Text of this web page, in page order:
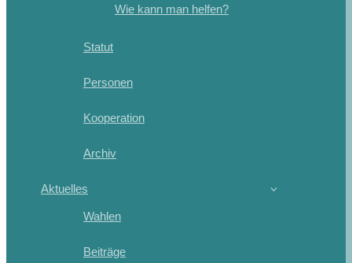
Wie kann man helfen?
Statut
Personen
Kooperation
Archiv
Aktuelles
Wahlen
Beiträge